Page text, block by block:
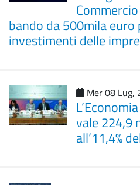
bando da 500mila euro
investimenti delle
Mer 08 Lug,
vale 224,9
all’11,4%